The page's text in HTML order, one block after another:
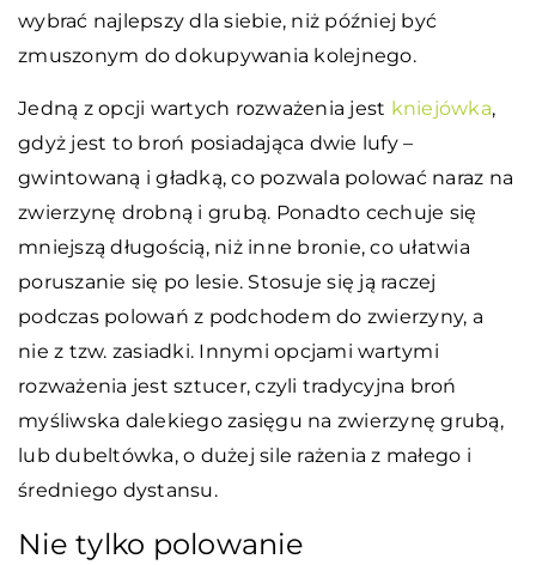
wybrać najlepszy dla siebie, niż później być
zmuszonym do dokupywania kolejnego.
Jedną z opcji wartych rozważenia jest kniejówka,
gdyż jest to broń posiadająca dwie lufy –
gwintowaną i gładką, co pozwala polować naraz na
zwierzynę drobną i grubą. Ponadto cechuje się
mniejszą długością, niż inne bronie, co ułatwia
poruszanie się po lesie. Stosuje się ją raczej
podczas polowań z podchodem do zwierzyny, a
nie z tzw. zasiadki. Innymi opcjami wartymi
rozważenia jest sztucer, czyli tradycyjna broń
myśliwska dalekiego zasięgu na zwierzynę grubą,
lub dubeltówka, o dużej sile rażenia z małego i
średniego dystansu.
Nie tylko polowanie